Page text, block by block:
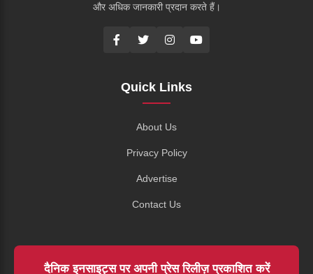
और अधिक जानकारी प्रदान करते हैं।
Quick Links
About Us
Privacy Policy
Advertise
Contact Us
दैनिक इनसाइट्स पर अपनी प्रेस रिलीज़ प्रकाशित करें